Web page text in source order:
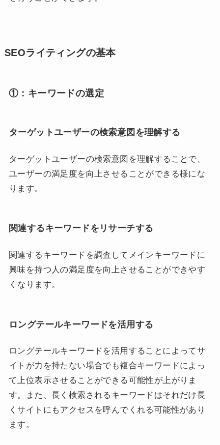
SEOライティングの基本
①：キーワードの選定
ターゲットユーザーの検索意図を理解する
ターゲットユーザーの検索意図を理解することで、
ユーザーの満足度を向上させることができる様にな
ります。
関連するキーワードをリサーチする
関連するキーワードを調査してメインキーワードに
興味を持つ人の満足度を向上させることができやす
くなります。
ロングテールキーワードを活用する
ロングテールキーワードを活用することによってサ
イトが力を持たない場合でも複合キーワードによっ
て上位表示させることができる可能性が上がりま
す。また、長く検索されるキーワードはそれだけ長
くサイトにもアクセスを呼んでくれる可能性があり
ます。